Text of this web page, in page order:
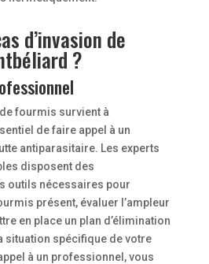
d’invasion de
?
fourmis survient à
de faire appel à un
antiparasitaire. Les experts
disposent des
outils nécessaires pour
présent, évaluer l’ampleur
en place un plan d’élimination
situation spécifique de votre
à un professionnel, vous